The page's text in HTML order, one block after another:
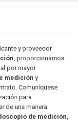
y proveedor
, proporcionamos
por mayor
medición y
Comuníquese
para
de una manera
de medición,